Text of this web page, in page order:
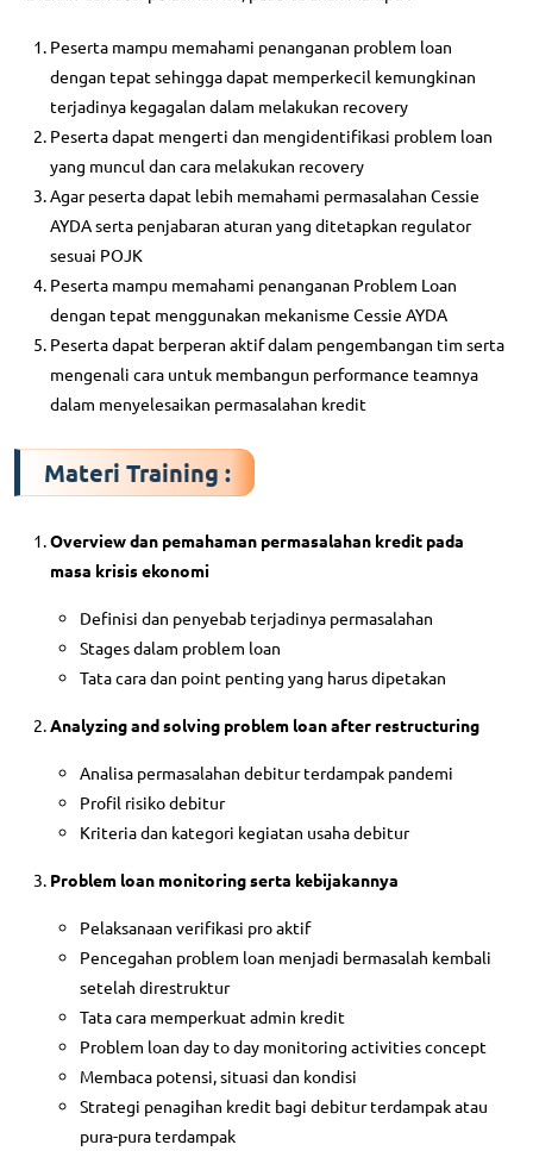
Peserta mampu memahami penanganan problem loan
dengan tepat sehingga dapat memperkecil kemungkinan
terjadinya kegagalan dalam melakukan recovery
Peserta dapat mengerti dan mengidentifikasi problem loan
yang muncul dan cara melakukan recovery
Agar peserta dapat lebih memahami permasalahan Cessie
AYDA serta penjabaran aturan yang ditetapkan regulator
sesuai POJK
Peserta mampu memahami penanganan Problem Loan
dengan tepat menggunakan mekanisme Cessie AYDA
Peserta dapat berperan aktif dalam pengembangan tim serta
mengenali cara untuk membangun performance teamnya
dalam menyelesaikan permasalahan kredit
Materi Training :
Overview dan pemahaman permasalahan kredit pada
masa krisis ekonomi
Definisi dan penyebab terjadinya permasalahan
Stages dalam problem loan
Tata cara dan point penting yang harus dipetakan
Analyzing and solving problem loan after restructuring
Analisa permasalahan debitur terdampak pandemi
Profil risiko debitur
Kriteria dan kategori kegiatan usaha debitur
Problem loan monitoring serta kebijakannya
Pelaksanaan verifikasi pro aktif
Pencegahan problem loan menjadi bermasalah kembali
setelah direstruktur
Tata cara memperkuat admin kredit
Problem loan day to day monitoring activities concept
Membaca potensi, situasi dan kondisi
Strategi penagihan kredit bagi debitur terdampak atau
pura-pura terdampak